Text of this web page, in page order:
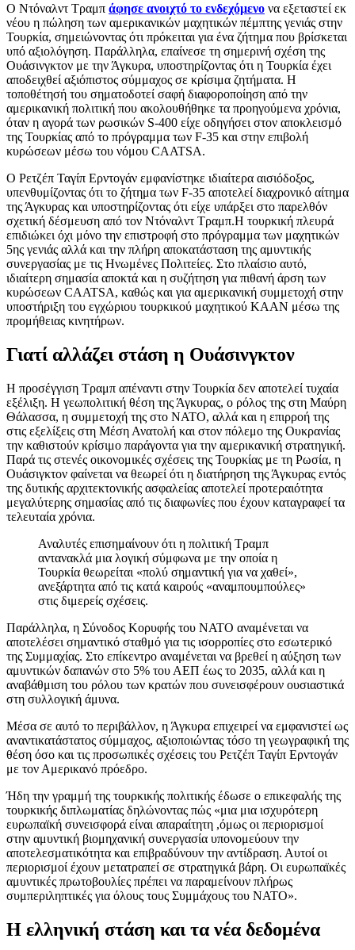
Ο Ντόναλντ Τραμπ άφησε ανοιχτό το ενδεχόμενο να εξεταστεί εκ
νέου η πώληση των αμερικανικών μαχητικών πέμπτης γενιάς στην
Τουρκία, σημειώνοντας ότι πρόκειται για ένα ζήτημα που βρίσκεται
υπό αξιολόγηση. Παράλληλα, επαίνεσε τη σημερινή σχέση της
Ουάσινγκτον με την Άγκυρα, υποστηρίζοντας ότι η Τουρκία έχει
αποδειχθεί αξιόπιστος σύμμαχος σε κρίσιμα ζητήματα. Η
τοποθέτησή του σηματοδοτεί σαφή διαφοροποίηση από την
αμερικανική πολιτική που ακολουθήθηκε τα προηγούμενα χρόνια,
όταν η αγορά των ρωσικών S-400 είχε οδηγήσει στον αποκλεισμό
της Τουρκίας από το πρόγραμμα των F-35 και στην επιβολή
κυρώσεων μέσω του νόμου CAATSA.
Ο Ρετζέπ Ταγίπ Ερντογάν εμφανίστηκε ιδιαίτερα αισιόδοξος,
υπενθυμίζοντας ότι το ζήτημα των F-35 αποτελεί διαχρονικό αίτημα
της Άγκυρας και υποστηρίζοντας ότι είχε υπάρξει στο παρελθόν
σχετική δέσμευση από τον Ντόναλντ Τραμπ.Η τουρκική πλευρά
επιδιώκει όχι μόνο την επιστροφή στο πρόγραμμα των μαχητικών
5ης γενιάς αλλά και την πλήρη αποκατάσταση της αμυντικής
συνεργασίας με τις Ηνωμένες Πολιτείες. Στο πλαίσιο αυτό,
ιδιαίτερη σημασία αποκτά και η συζήτηση για πιθανή άρση των
κυρώσεων CAATSA, καθώς και για αμερικανική συμμετοχή στην
υποστήριξη του εγχώριου τουρκικού μαχητικού KAAN μέσω της
προμήθειας κινητήρων.
Γιατί αλλάζει στάση η Ουάσινγκτον
Η προσέγγιση Τραμπ απέναντι στην Τουρκία δεν αποτελεί τυχαία
εξέλιξη. Η γεωπολιτική θέση της Άγκυρας, ο ρόλος της στη Μαύρη
Θάλασσα, η συμμετοχή της στο ΝΑΤΟ, αλλά και η επιρροή της
στις εξελίξεις στη Μέση Ανατολή και στον πόλεμο της Ουκρανίας
την καθιστούν κρίσιμο παράγοντα για την αμερικανική στρατηγική.
Παρά τις στενές οικονομικές σχέσεις της Τουρκίας με τη Ρωσία, η
Ουάσιγκτον φαίνεται να θεωρεί ότι η διατήρηση της Άγκυρας εντός
της δυτικής αρχιτεκτονικής ασφαλείας αποτελεί προτεραιότητα
μεγαλύτερης σημασίας από τις διαφωνίες που έχουν καταγραφεί τα
τελευταία χρόνια.
Αναλυτές επισημαίνουν ότι η πολιτική Τραμπ
αντανακλά μια λογική σύμφωνα με την οποία η
Τουρκία θεωρείται «πολύ σημαντική για να χαθεί»,
ανεξάρτητα από τις κατά καιρούς «αναμπουμπούλες»
στις διμερείς σχέσεις.
Παράλληλα, η Σύνοδος Κορυφής του ΝΑΤΟ αναμένεται να
αποτελέσει σημαντικό σταθμό για τις ισορροπίες στο εσωτερικό
της Συμμαχίας. Στο επίκεντρο αναμένεται να βρεθεί η αύξηση των
αμυντικών δαπανών στο 5% του ΑΕΠ έως το 2035, αλλά και η
αναβάθμιση του ρόλου των κρατών που συνεισφέρουν ουσιαστικά
στη συλλογική άμυνα.
Μέσα σε αυτό το περιβάλλον, η Άγκυρα επιχειρεί να εμφανιστεί ως
αναντικατάστατος σύμμαχος, αξιοποιώντας τόσο τη γεωγραφική της
θέση όσο και τις προσωπικές σχέσεις του Ρετζέπ Ταγίπ Ερντογάν
με τον Αμερικανό πρόεδρο.
Ήδη την γραμμή της τουρκικής πολιτικής έδωσε ο επικεφαλής της
τουρκικής διπλωματίας δηλώνοντας πώς «μια μια ισχυρότερη
ευρωπαϊκή συνεισφορά είναι απαραίτητη ,όμως οι περιορισμοί
στην αμυντική βιομηχανική συνεργασία υπονομεύουν την
αποτελεσματικότητα και επιβραδύνουν την αντίδραση. Αυτοί οι
περιορισμοί έχουν μετατραπεί σε στρατηγικά βάρη. Οι ευρωπαϊκές
αμυντικές πρωτοβουλίες πρέπει να παραμείνουν πλήρως
συμπεριληπτικές για όλους τους Συμμάχους του ΝΑΤΟ».
Η ελληνική στάση και τα νέα δεδομένα